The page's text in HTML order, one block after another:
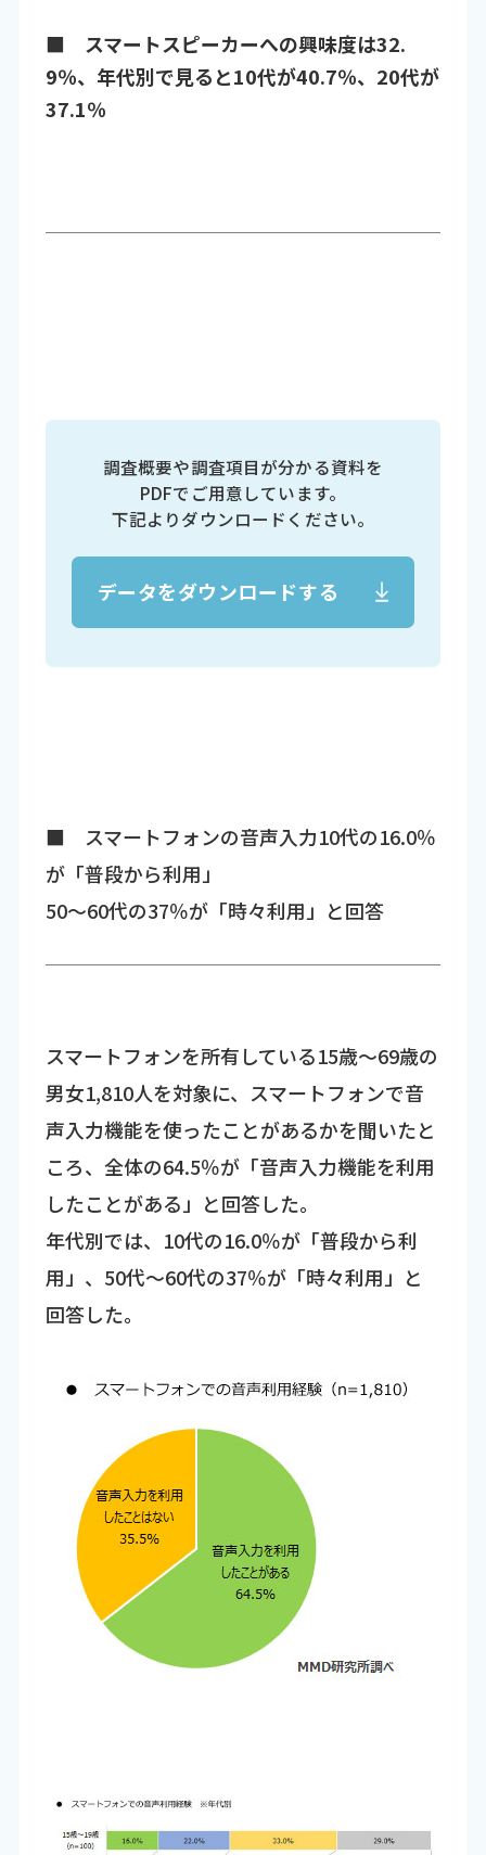
■ スマートスピーカーへの興味度は32.
9％、年代別で見ると10代が40.7％、20代が
37.1％
調査概要や調査項目が分かる資料を
PDFでご用意しています。
下記よりダウンロードください。
データをダウンロードする
■ スマートフォンの音声入力10代の16.0％
が「普段から利用」
50～60代の37％が「時々利用」と回答
スマートフォンを所有している15歳～69歳の
男女1,810人を対象に、スマートフォンで音
声入力機能を使ったことがあるかを聞いたと
ころ、全体の64.5％が「音声入力機能を利用
したことがある」と回答した。
年代別では、10代の16.0％が「普段から利
用」、50代～60代の37％が「時々利用」と
回答した。